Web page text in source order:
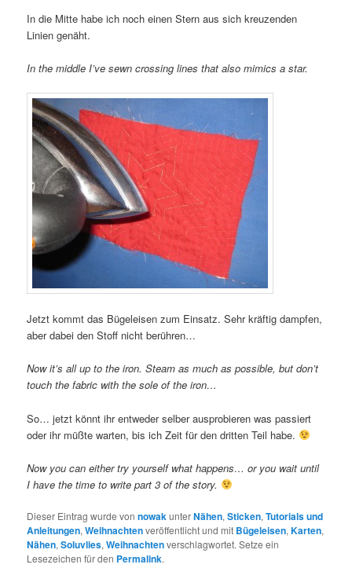
In die Mitte habe ich noch einen Stern aus sich kreuzenden
Linien genäht.
In the middle I’ve sewn crossing lines that also mimics a star.
Jetzt kommt das Bügeleisen zum Einsatz. Sehr kräftig dampfen,
aber dabei den Stoff nicht berühren…
Now it’s all up to the iron. Steam as much as possible, but don’t
touch the fabric with the sole of the iron…
So… jetzt könnt ihr entweder selber ausprobieren was passiert
oder ihr müßte warten, bis ich Zeit für den dritten Teil habe.
Now you can either try yourself what happens… or you wait until
I have the time to write part 3 of the story.
Dieser Eintrag wurde vonnowakunterNähen,Sticken,Tutorials und
Anleitungen,Weihnachtenveröffentlicht und mit Bügeleisen,Karten,
Nähen,Soluvlies,Weihnachtenverschlagwortet. Setze ein
Lesezeichen für den Permalink.